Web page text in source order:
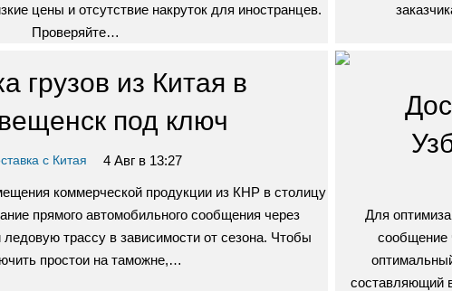
цены и отсутствие накруток для иностранцев.
Проверяйте…
грузов из Китая в
под ключ
с Китая 4 Авг в 13:27
коммерческой продукции из КНР в столицу
прямого автомобильного сообщения через
трассу в зависимости от сезона. Чтобы
простои на таможне,…
Для
сообщение
составляющий